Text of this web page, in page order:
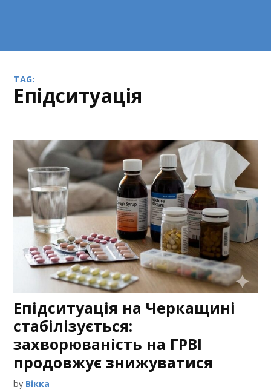
TAG:
епідситуація
Епідситуація на Черкащині
стабілізується:
захворюваність на ГРВІ
продовжує знижуватися
by Вікка